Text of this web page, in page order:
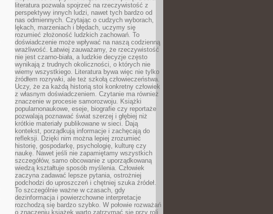
literatura pozwala spojrzeć na rzeczywistość z
perspektywy innych ludzi, nawet tych bardzo od
nas odmiennych. Czytając o cudzych wyborach,
lękach, marzeniach i błędach, uczymy się
rozumieć złożoność ludzkich zachowań. To
doświadczenie może wpływać na naszą codzienną
wrażliwość. Łatwiej zauważamy, że rzeczywistość
nie jest czarno-biała, a ludzkie decyzje często
wynikają z trudnych okoliczności, o których nie
wiemy wszystkiego. Literatura bywa więc nie tylko
źródłem rozrywki, ale też szkołą człowieczeństwa.
Uczy, że za każdą historią stoi konkretny człowiek
z własnym doświadczeniem. Czytanie ma również
znaczenie w procesie samorozwoju. Książki
popularnonaukowe, eseje, biografie czy reportaże
pozwalają poznawać świat szerzej i głębiej niż
krótkie materiały publikowane w sieci. Dają
kontekst, porządkują informacje i zachęcają do
refleksji. Dzięki nim można lepiej zrozumieć
historię, gospodarkę, psychologię, kulturę czy
naukę. Nawet jeśli nie zapamiętamy wszystkich
szczegółów, samo obcowanie z uporządkowaną
wiedzą kształtuje sposób myślenia. Człowiek
zaczyna zadawać lepsze pytania, ostrożniej
podchodzi do uproszczeń i chętniej szuka źródeł.
To szczególnie ważne w czasach, gdy
dezinformacja i powierzchowne interpretacje
rozchodzą się bardzo szybko. W połowie rozważań
o znaczeniu książek warto zatrzymać się przy roli